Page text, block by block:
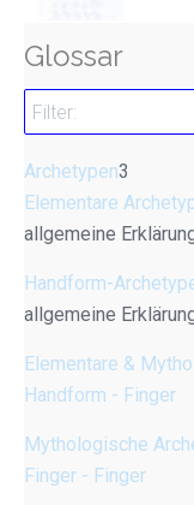
Glossar
Archetypen3
Elementare
allgemeine
Handform-
allgemeine
Elementare &
Handform - Finger
Mythologische
Finger - Finger